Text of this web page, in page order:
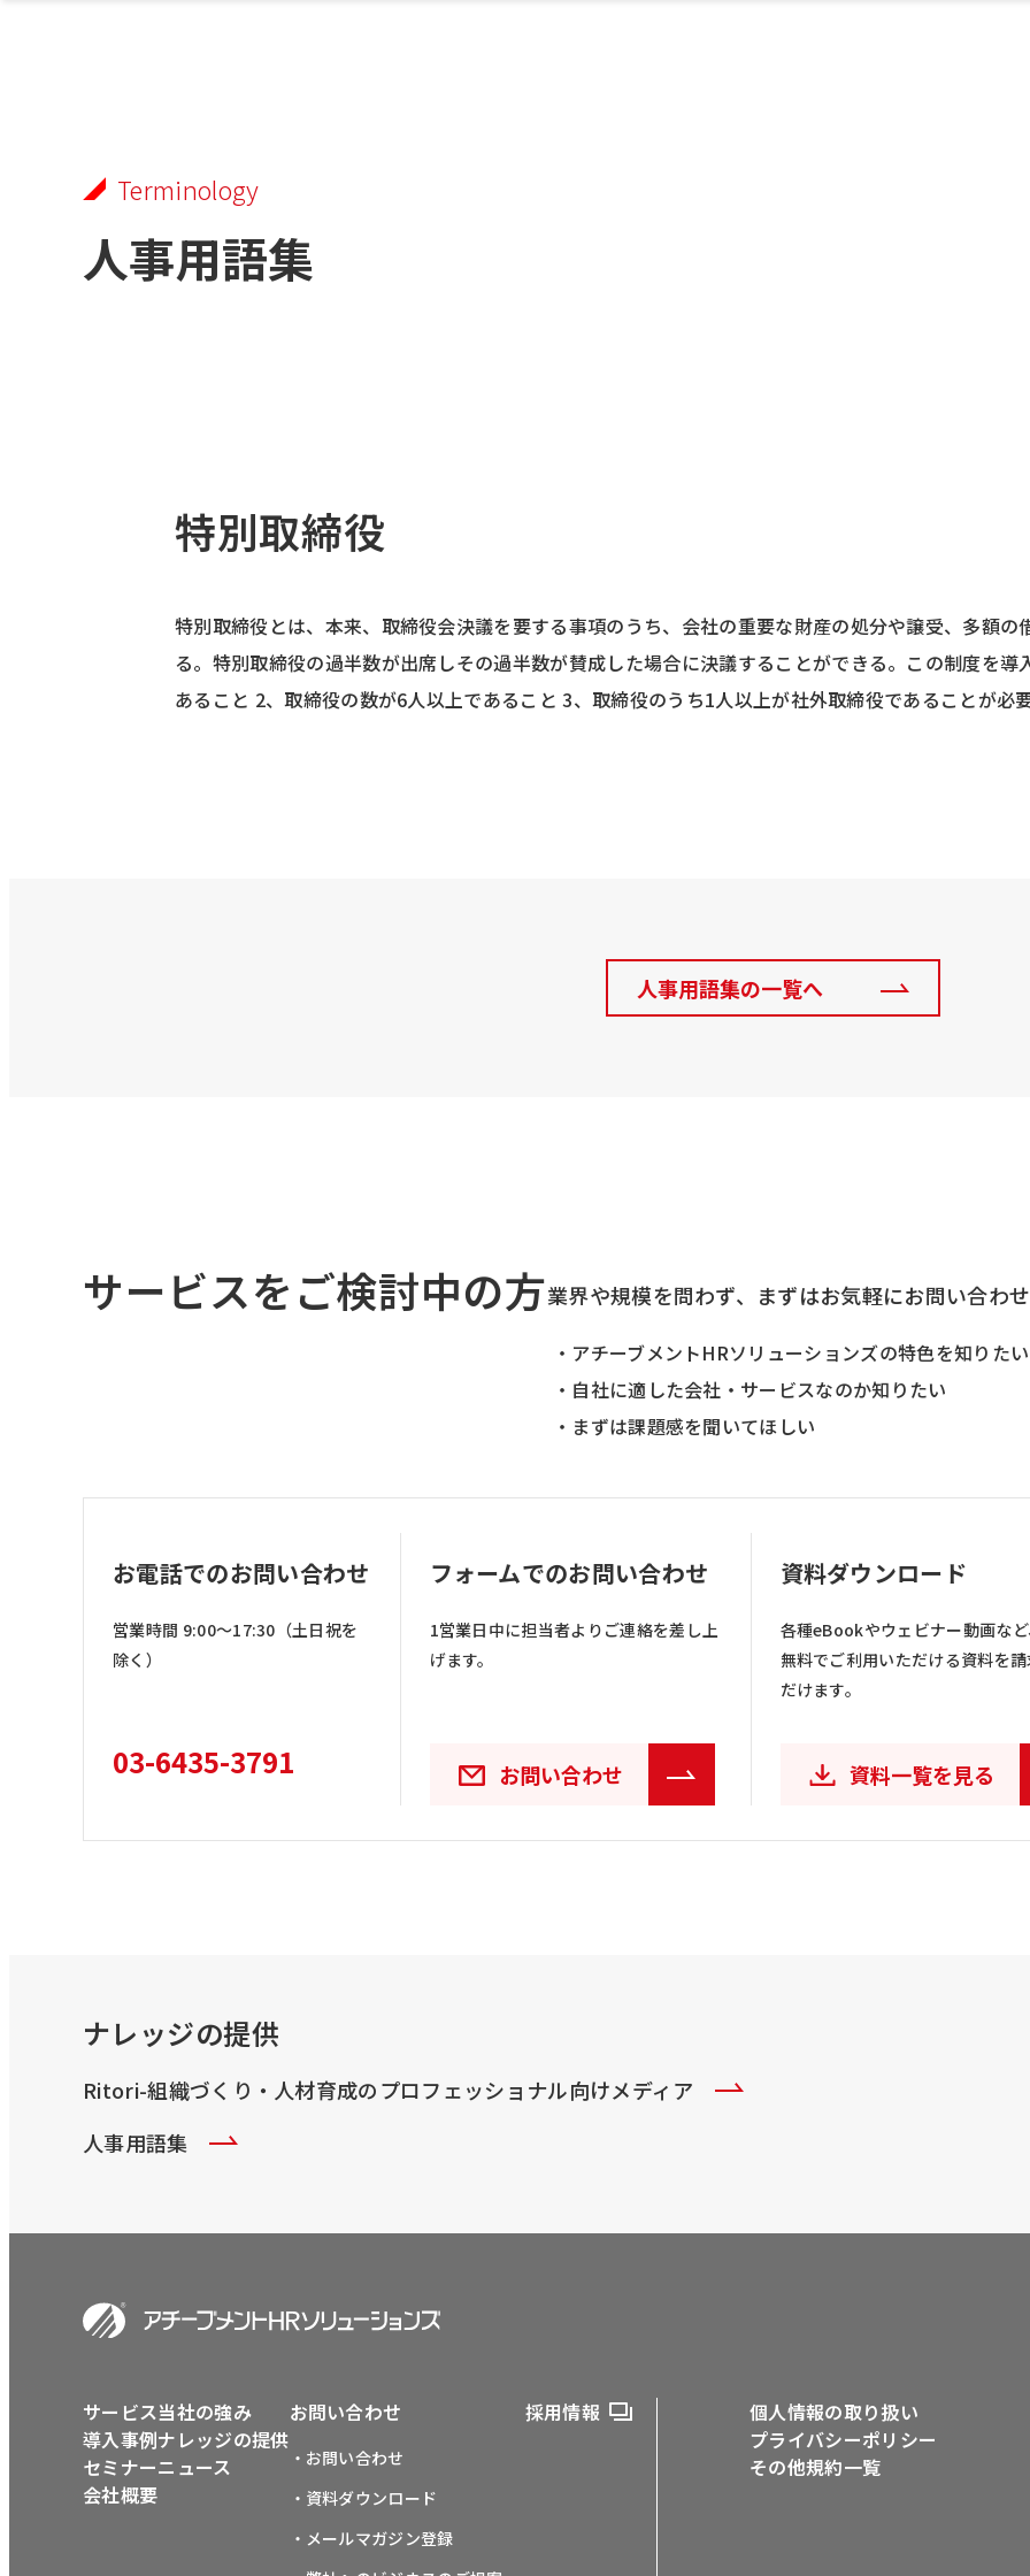
Terminology
人事用語集
特別取締役
特別取締役とは、本来、取締役会決議を要する事項のうち、会社の重要な財産の処分や譲受、多額
る。特別取締役の過半数が出席しその過半数が賛成した場合に決議することができる。この制度を
あること 2、取締役の数が6人以上であること 3、取締役のうち1人以上が社外取締役であることが必要
人事用語集の一覧へ
サービスをご検討中の方業界や規模を問わず、まずはお気軽にお問い合わせ
・アチーブメントHRソリューションズの特色を知りたい
・自社に適した会社・サービスなのか知りたい
・まずは課題感を聞いてほしい
お電話でのお問い合わせ
営業時間 9:00〜17:30（土日祝を
除く）
03-6435-3791
フォームでのお問い合わせ
1営業日中に担当者よりご連絡を差し上
げます。
お問い合わせ
資料ダウンロード
各種eBookやウェビナー動画など
無料でご利用いただける資料を
だけます。
資料一覧を見る
ナレッジの提供
Ritori-組織づくり・人材育成のプロフェッショナル向けメディア
人事用語集
サービス
導入事例
セミナー
会社概要
当社の強み
ナレッジの提供
ニュース
お問い合わせ
・お問い合わせ
・資料ダウンロード
・メールマガジン登録
採用情報
個人情報の取り扱い
プライバシーポリシー
その他規約一覧